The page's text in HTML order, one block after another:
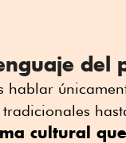
del
hablar
cultural